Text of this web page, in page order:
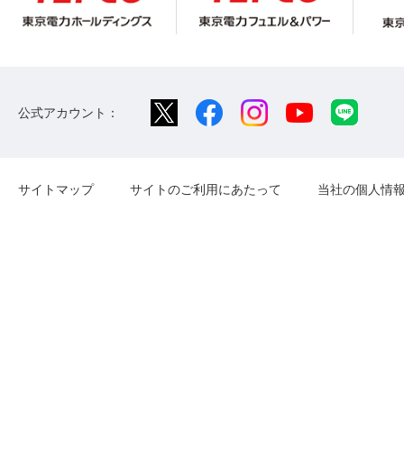
公式アカウント：
サイトマップ サイトのご利用にあたって 当社の個人情